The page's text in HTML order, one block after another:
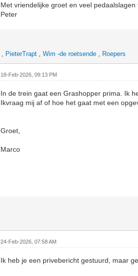
Met vriendelijke groet en veel pedaalslagen
Peter
, PieterTrapt ,Wim -de roetsende , Roepers
18-Feb-2026, 09:13 PM
In de trein gaat een Grashopper prima. Ik
Ikvraag mij af of hoe het gaat met een
Groet,
Marco
24-Feb-2026, 07:58 AM
Ik heb je een privebericht gestuurd, maar